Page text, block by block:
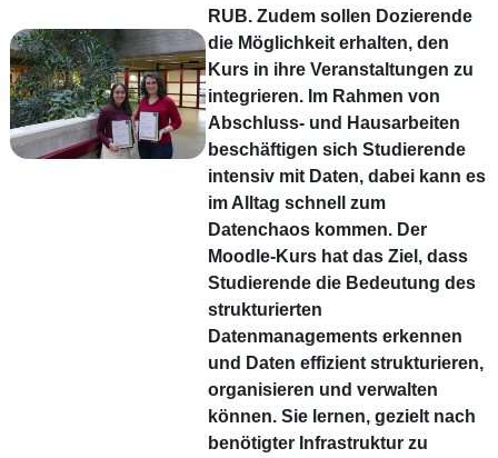
RUB. Zudem sollen Dozierende
die Möglichkeit erhalten, den
Kurs in ihre Veranstaltungen zu
integrieren. Im Rahmen von
Abschluss- und Hausarbeiten
beschäftigen sich Studierende
intensiv mit Daten, dabei kann es
im Alltag schnell zum
Datenchaos kommen. Der
Moodle-Kurs hat das Ziel, dass
Studierende die Bedeutung des
strukturierten
Datenmanagements erkennen
und Daten effizient strukturieren,
organisieren und verwalten
können. Sie lernen, gezielt nach
benötigter Infrastruktur zu